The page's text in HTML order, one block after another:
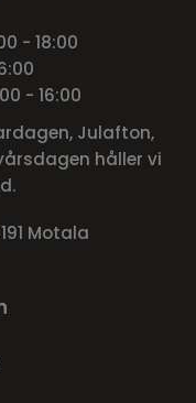
- 18:00
- 16:00
Julafton,
håller vi
Motala